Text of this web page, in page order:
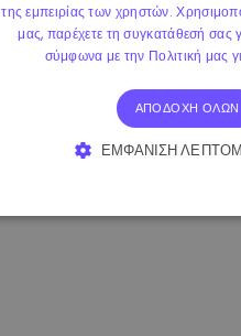
1.170000 € +2.60%
της εμπειρίας των χρηστών.
μας, παρέχετε τη συγκατάθεσή
σύμφωνα με την Πολιτική μας
ΑΠΟΔΟΧΉ ΌΛΩΝ
ΕΜΦΆΝΙΣΗ